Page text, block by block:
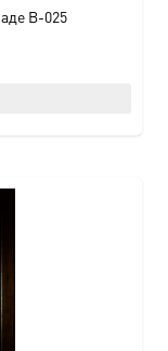
B-025